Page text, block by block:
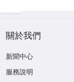
關於我們
新聞中心
服務說明